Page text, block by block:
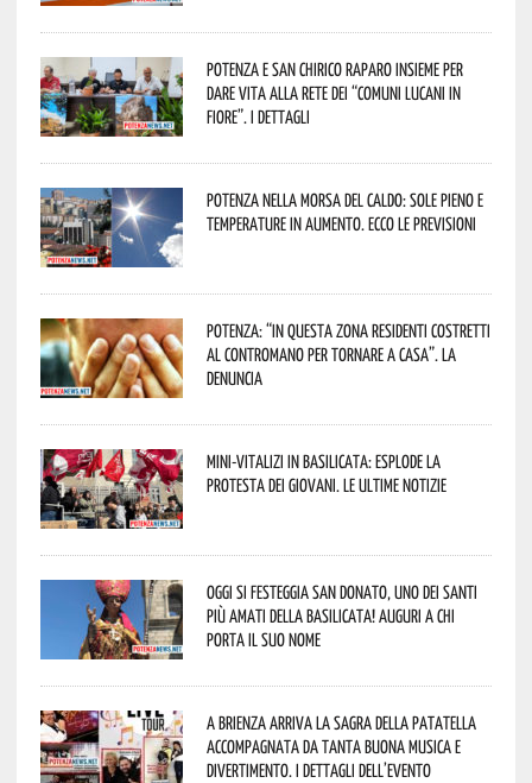
Potenza e San Chirico Raparo insieme per
dare vita alla rete dei “Comuni Lucani in
Fiore”. I dettagli
Potenza nella morsa del caldo: sole pieno e
temperature in aumento. Ecco le previsioni
Potenza: “In questa zona residenti costretti
al contromano per tornare a casa”. La
denuncia
Mini-vitalizi in Basilicata: esplode la
protesta dei giovani. Le ultime notizie
Oggi si festeggia San Donato, uno dei Santi
più amati della Basilicata! Auguri a chi
porta il suo nome
A Brienza arriva la Sagra della Patatella
accompagnata da tanta buona musica e
divertimento. I dettagli dell’evento